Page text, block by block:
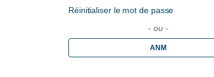
Réinitialiser le mot de passe
- ou -
ANM